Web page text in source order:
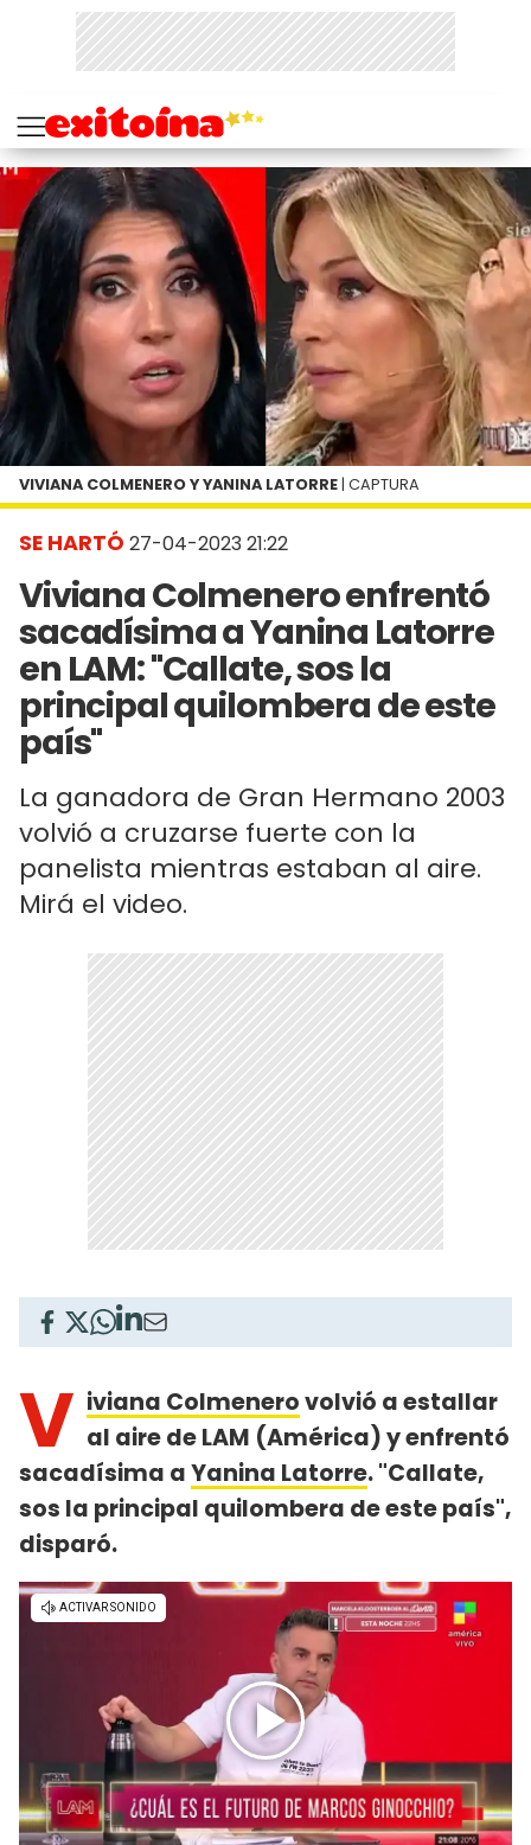
SE HARTÓ 27-04-2023 21:22
Viviana Colmenero enfrentó
sacadísima a Yanina Latorre
en LAM: "Callate, sos la
principal quilombera de este
país"
La ganadora de Gran Hermano 2003
volvió a cruzarse fuerte con la
panelista mientras estaban al aire.
Mirá el video.
VIVIANA COLMENERO Y YANINA LATORRE | CAPTURA
V iviana Colmenerovolvió a estallar
al aire de LAM (América) y enfrentó
sacadísima aYanina Latorre. "Callate,
sos la principal quilombera de este país",
disparó.